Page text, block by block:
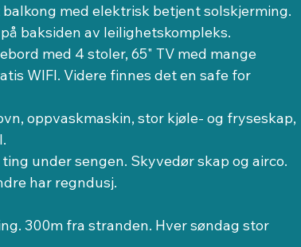
med elektrisk betjent solskjerming.
baksiden av leilighetskompleks.
med 4 stoler, 65" TV med mange
WIFI. Videre finnes det en safe for
oppvaskmaskin, stor kjøle- og fryseskap,
under sengen. Skyvedør skap og airco.
har regndusj.
300m fra stranden. Hver søndag stor